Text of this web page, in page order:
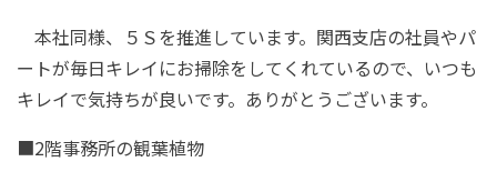
本社同様、５Ｓを推進しています。関西支店の社員やパ
ートが毎日キレイにお掃除をしてくれているので、いつも
キレイで気持ちが良いです。ありがとうございます。
■2階事務所の観葉植物